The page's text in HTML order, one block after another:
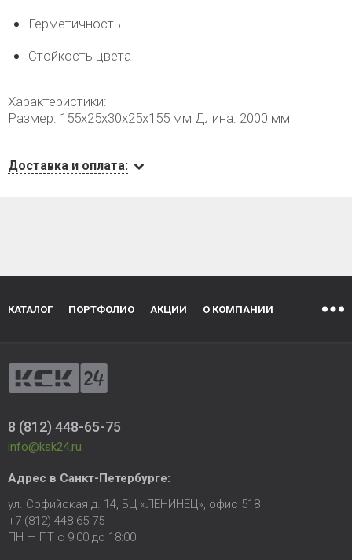
Герметичность
Стойкость цвета
Характеристики:
Размер: 155х25х30х25х155 мм Длина: 2000 мм
Доставка и оплата:
КАТАЛОГ ПОРТФОЛИО АКЦИИ О КОМПАНИИ
8 (812) 448-65-75
info@ksk24.ru
Адрес в Санкт-Петербурге:
ул. Софийская д. 14, БЦ «ЛЕНИНЕЦ», офис 518
+7 (812) 448-65-75
ПН — ПТ с 9:00 до 18:00